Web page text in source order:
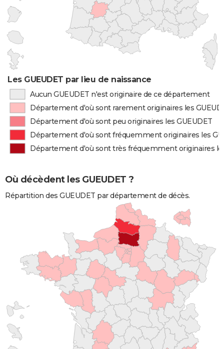
Les GUEUDET par lieu de naissance
Aucun GUEUDET n'est originaire de ce département
Département d'où sont rarement originaires les
Département d'où sont peu originaires les GUEUDET
Département d'où sont fréquemment originaires les
Département d'où sont très fréquemment originaires
Où décèdent les GUEUDET ?
Répartition des GUEUDET par département de décès.